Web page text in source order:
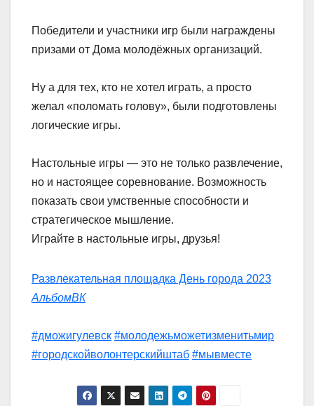
Победители и участники игр были награждены
призами от Дома молодёжных организаций.
Ну а для тех, кто не хотел играть, а просто
желал «поломать голову», были подготовлены
логические игры.
Настольные игры — это не только развлечение,
но и настоящее соревнование. Возможность
показать свои умственные способности и
стратегическое мышление.
Играйте в настольные игры, друзья!
Развлекательная площадка День города 2023
АльбомВК
#дможигулевск #молодежьможетизменитьмир
#городскойволонтерскийштаб #мывместе